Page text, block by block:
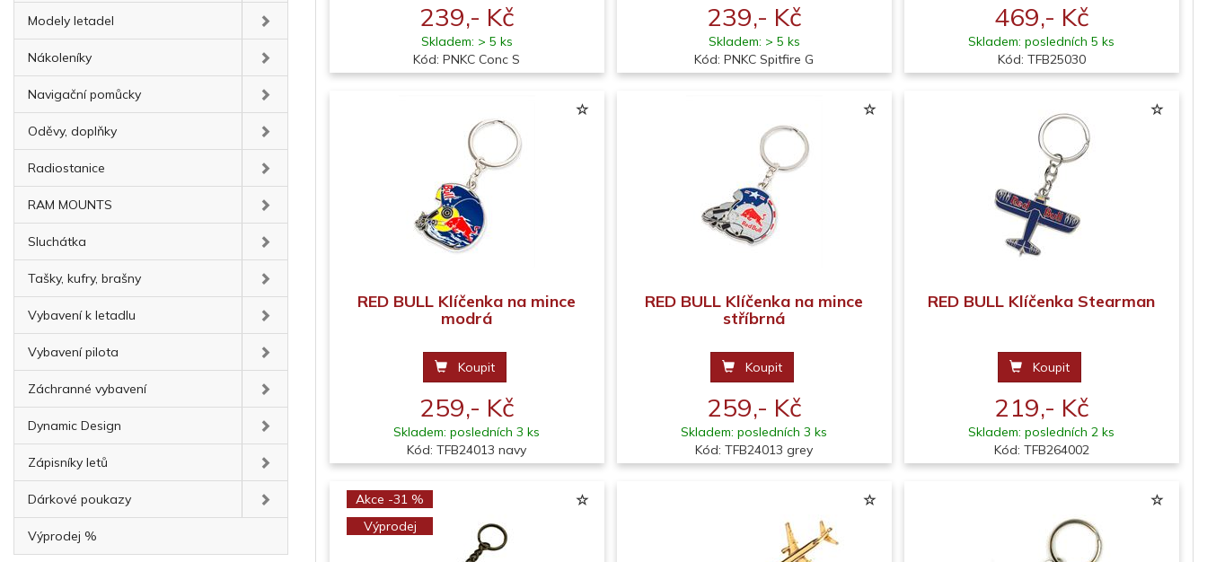
Modely letadel
Nákoleníky
Navigační pomůcky
Oděvy, doplňky
Radiostanice
RAM MOUNTS
Sluchátka
Tašky, kufry, brašny
Vybavení k letadlu
Vybavení pilota
Záchranné vybavení
Dynamic Design
Zápisníky letů
Dárkové poukazy
Výprodej %
239,- Kč
Skladem: > 5 ks
Kód: PNKC Conc S
239,- Kč
Skladem: > 5 ks
Kód: PNKC Spitfire G
469,- Kč
Skladem: posledních 5 ks
Kód: TFB25030
RED BULL Klíčenka na mince
modrá
Koupit
259,- Kč
Skladem: posledních 3 ks
Kód: TFB24013 navy
RED BULL Klíčenka na mince
stříbrná
Koupit
259,- Kč
Skladem: posledních 3 ks
Kód: TFB24013 grey
RED BULL Klíčenka Stearman
Koupit
219,- Kč
Skladem: posledních 2 ks
Kód: TFB264002
Akce -31 %
Výprodej